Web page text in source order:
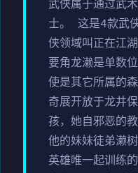
武侠属于通过武
士。 这是4款武
侠领域叫正在江
要角龙濑是单数
使是其它所属的
奇展开放于龙井
孩，她自邪恶的
他的妹妹徒弟濑
英雄唯一起训练